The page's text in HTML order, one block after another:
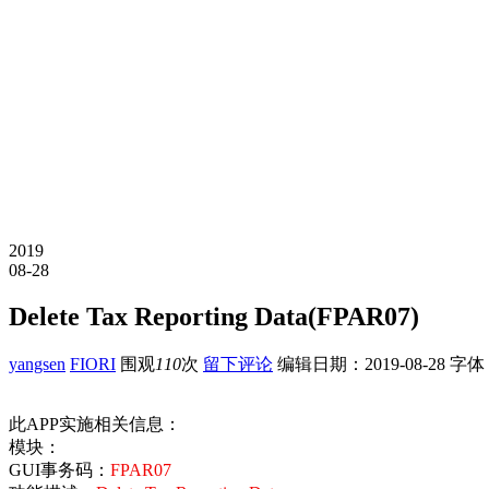
2019
08-28
Delete Tax Reporting Data(FPAR07)
yangsen FIORI 围观110次 留下评论 编辑日期： 2019-08-28 字体
此APP实施相关信息：
模块：
GUI事务码： FPAR07